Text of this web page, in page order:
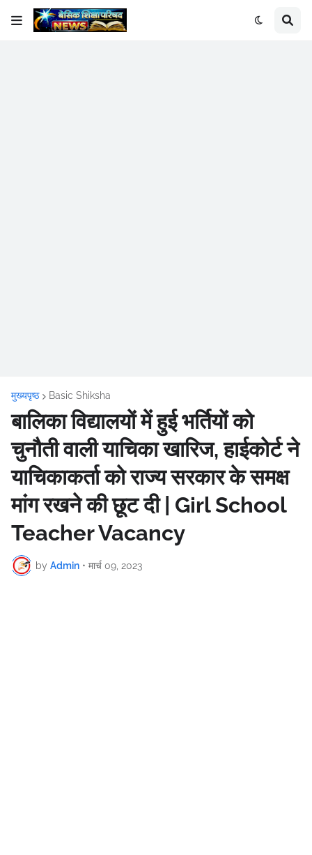
मुख्यपृष्ठ Basic Shiksha
बालिका विद्यालयों में हुई भर्तियों को
चुनौती वाली याचिका खारिज, हाईकोर्ट ने
याचिकाकर्ता को राज्य सरकार के समक्ष
मांग रखने की छूट दी | Girl School
Teacher Vacancy
by Admin • मार्च 09, 2023